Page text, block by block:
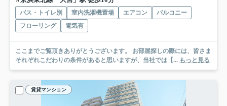
バス・トイレ別 室内洗濯機置場 エアコン
バルコニー
フローリング
電気有
ここまでご覧頂きありがとうございます。 お部屋探しの際には、皆さま
それぞれこだわりの条件があると思いますが、当社では【... もっと見る
賃貸マンション